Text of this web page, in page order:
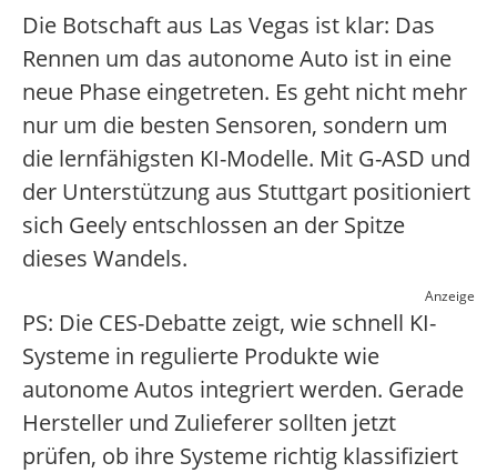
Die Botschaft aus Las Vegas ist klar: Das
Rennen um das autonome Auto ist in eine
neue Phase eingetreten. Es geht nicht mehr
nur um die besten Sensoren, sondern um
die lernfähigsten KI-Modelle. Mit G-ASD und
der Unterstützung aus Stuttgart positioniert
sich Geely entschlossen an der Spitze
dieses Wandels.
Anzeige
PS: Die CES-Debatte zeigt, wie schnell KI-
Systeme in regulierte Produkte wie
autonome Autos integriert werden. Gerade
Hersteller und Zulieferer sollten jetzt
prüfen, ob ihre Systeme richtig klassifiziert